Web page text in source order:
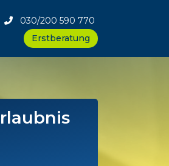
030/200 590 770
Erstberatung